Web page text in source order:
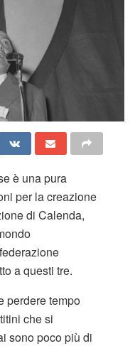
è una pura
per la creazione
di Calenda,
a questi tre.
perdere tempo
che si
sono poco più di